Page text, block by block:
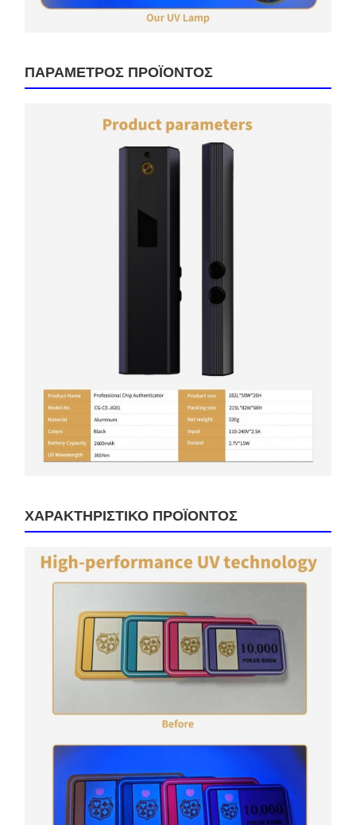
ΠΑΡΑΜΕΤΡΟΣ ΠΡΟΪΟΝΤΟΣ
ΧΑΡΑΚΤΗΡΙΣΤΙΚΟ ΠΡΟΪΟΝΤΟΣ